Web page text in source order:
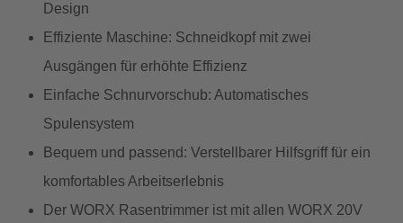
Design
Effiziente Maschine: Schneidkopf mit zwei
Ausgängen für erhöhte Effizienz
Einfache Schnurvorschub: Automatisches
Spulensystem
Bequem und passend: Verstellbarer Hilfsgriff für ein
komfortables Arbeitserlebnis
Der WORX Rasentrimmer ist mit allen WORX 20V